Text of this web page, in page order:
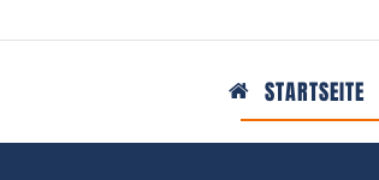
STARTSEITE